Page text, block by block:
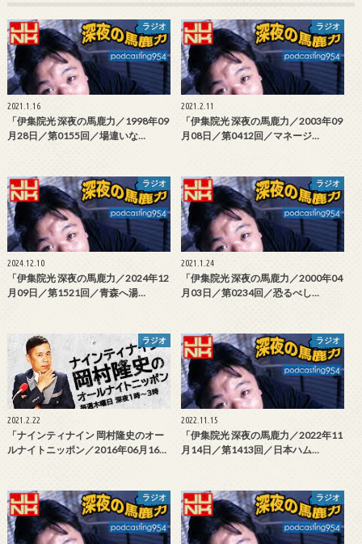
ラジオ
2021.1.16
「伊集院光 深夜の馬鹿力／1998年09
月28日／第0155回／場違いな…
ラジオ
2021.2.11
「伊集院光 深夜の馬鹿力／2003年09
月08日／第0412回／マネージ…
ラジオ
2024.12.10
「伊集院光 深夜の馬鹿力／2024年12
月09日／第1521回／青森へ湯…
ラジオ
2021.1.24
「伊集院光 深夜の馬鹿力／2000年04
月03日／第0234回／恐るべし…
ラジオ
2021.2.22
「ナインティナイン 岡村隆史のオー
ルナイトニッポン／2016年06月16…
ラジオ
2022.11.15
「伊集院光 深夜の馬鹿力／2022年11
月14日／第1413回／日本ハム…
ラジオ ラジオ